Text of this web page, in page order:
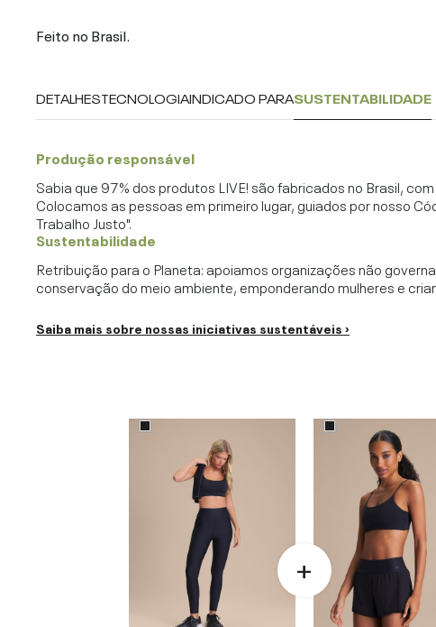
Feito no Brasil.
DETALHESTECNOLOGIAINDICADO PARASUSTENTABILIDADE
Produção responsável
Sabia que 97% dos produtos LIVE! são fabricados no Brasil,
Colocamos as pessoas em primeiro lugar, guiados por nosso
Trabalho Justo".
Sustentabilidade
Retribuição para o Planeta: apoiamos organizações não
conservação do meio ambiente, emponderando mulheres e
Saiba mais sobre nossas iniciativas sustentáveis ›